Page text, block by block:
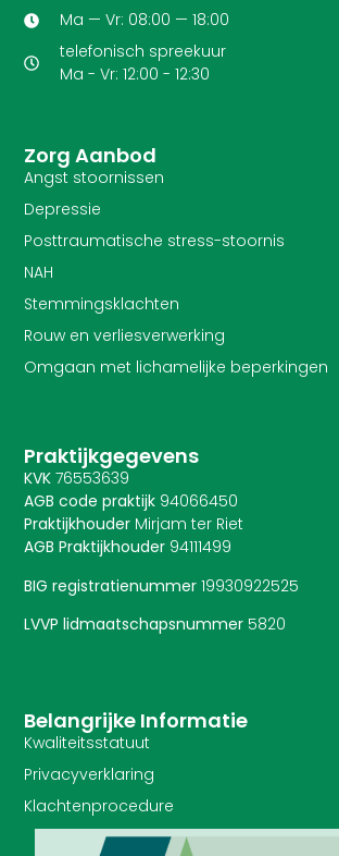
Ma — Vr: 08:00 — 18:00
telefonisch spreekuur
Ma - Vr: 12:00 - 12:30
Zorg Aanbod
Angst stoornissen
Depressie
Posttraumatische stress-stoornis
NAH
Stemmingsklachten
Rouw en verliesverwerking
Omgaan met lichamelijke beperkingen
Praktijkgegevens
KVK 76553639
AGB code praktijk 94066450
Praktijkhouder Mirjam ter Riet
AGB Praktijkhouder 94111499
BIG registratienummer 19930922525
LVVP lidmaatschapsnummer 5820
Belangrijke Informatie
Kwaliteitsstatuut
Privacyverklaring
Klachtenprocedure